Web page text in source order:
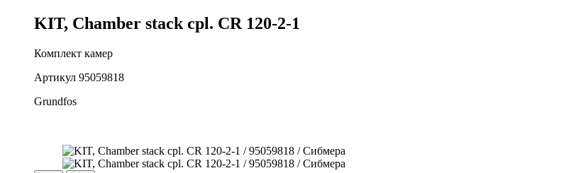
KIT, Chamber stack cpl. CR 120-2-1
Комплект камер
Артикул 95059818
Grundfos